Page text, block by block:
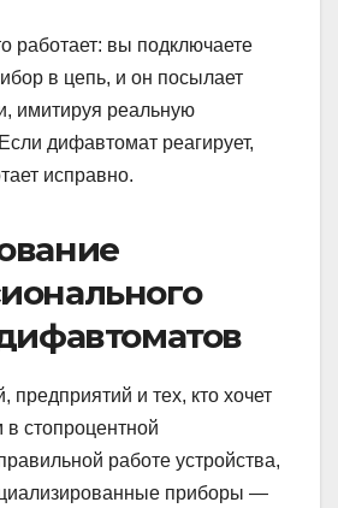
работает: вы подключаете
в цепь, и он посылает
имитируя реальную
дифавтомат реагирует,
исправно.
предприятий и тех, кто хочет
стопроцентной
работе устройства,
приборы —